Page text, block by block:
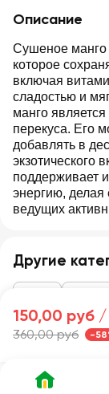
Описание
Сушеное манго
которое
включая
сладостью и
манго
перекуса. Его
добавлять в
экзотического
поддерживает
энергию, делая
ведущих
Другие
150,00 руб /
360,00 руб -